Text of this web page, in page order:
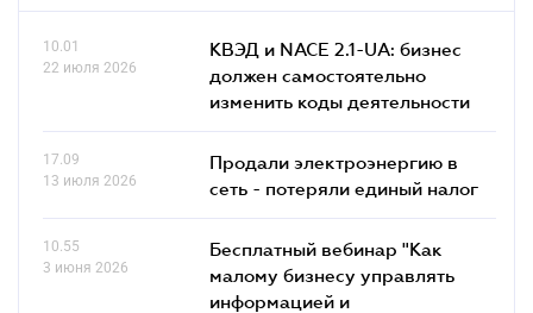
10.01
22 июля 2026
КВЭД и NACE 2.1-UA: бизнес
должен самостоятельно
изменить коды деятельности
17.09
13 июля 2026
Продали электроэнергию в
сеть - потеряли единый налог
10.55
3 июня 2026
Бесплатный вебинар "Как
малому бизнесу управлять
информацией и